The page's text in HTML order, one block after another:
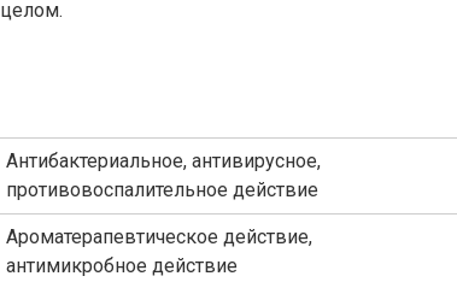
Антибактериальное, антивирусное,
противовоспалительное действие
Ароматерапевтическое действие,
антимикробное действие